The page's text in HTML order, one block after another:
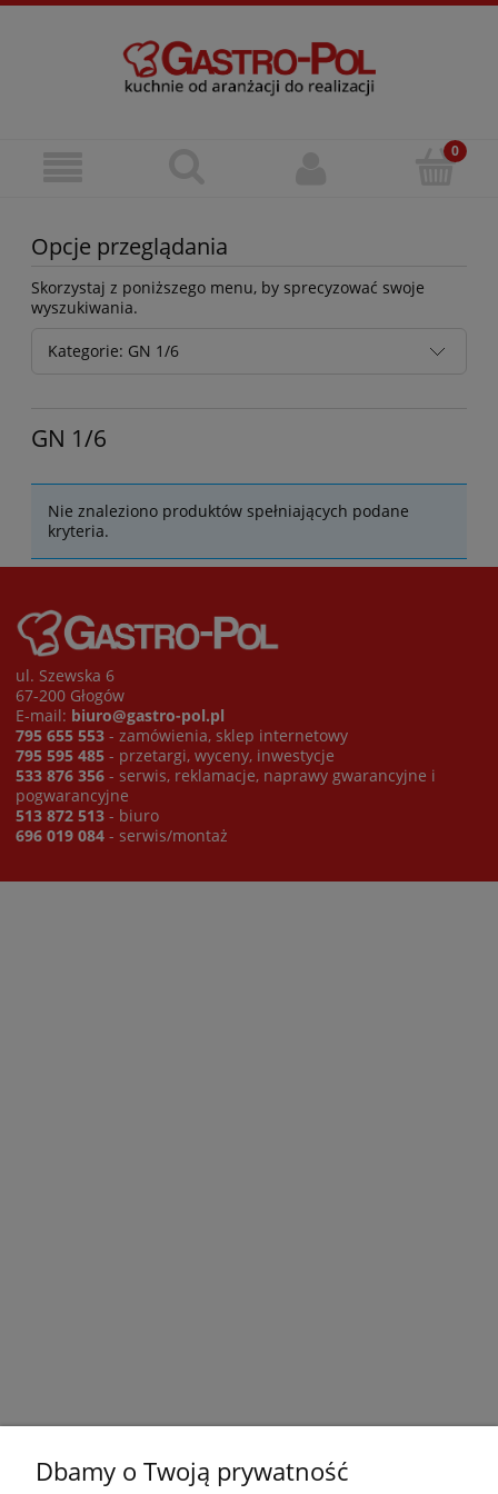
Opcje przeglądania
Skorzystaj z poniższego menu, by sprecyzować swoje
wyszukiwania.
Kategorie: GN 1/6
GN 1/6
Nie znaleziono produktów spełniających podane
kryteria.
ul. Szewska 6
67-200 Głogów
E-mail: biuro@gastro-pol.pl
795 655 553 - zamówienia, sklep internetowy
795 595 485 - przetargi, wyceny, inwestycje
533 876 356 - serwis, reklamacje, naprawy gwarancyjne i
pogwarancyjne
513 872 513 - biuro
696 019 084 - serwis/montaż
Dbamy o Twoją prywatność